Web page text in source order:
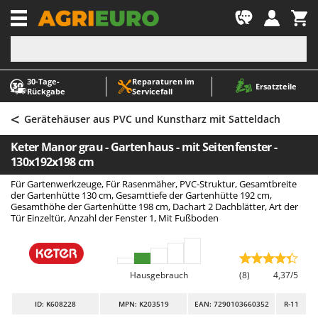
30‑Tage-
Rückgabe
Reparaturen im
Servicefall
Ersatzteile
-1
A
Abbeermaschinen - Traubenmühlen
Abfüllgeräte
Akku Gartenscheren
Akku Gras- und Strauchscheren
Akku-Stichsägen
Allzwecktransporter - Motorschubkarren
Alu-Teleskopleitern
Anbaubagger Heckbagger für Traktoren
Arbeitsschutzkleidung
Astkettensägen - Hochentaster
A
ABAC
AgriEuro Premium
AgriEuro TOP-LINE
AGT
Aima
Airmec
AL-KO
ALA 2000
Alce
Ama
< Gerätehäuser aus PVC und Kunstharz mit Satteldach
Keter Manor grau - Gartenhaus - mit Seitenfenster -
130x192x198 cm
Für Gartenwerkzeuge, Für Rasenmäher, PVC-Struktur, Gesamtbreite
der Gartenhütte 130 cm, Gesamttiefe der Gartenhütte 192 cm,
Gesamthöhe der Gartenhütte 198 cm, Dachart 2 Dachblätter, Art der
Tür Einzeltür, Anzahl der Fenster 1, Mit Fußboden
Hausgebrauch (8) 4,37/5
ID: K608228 MPN: K203519 EAN: 7290103660352 R-11